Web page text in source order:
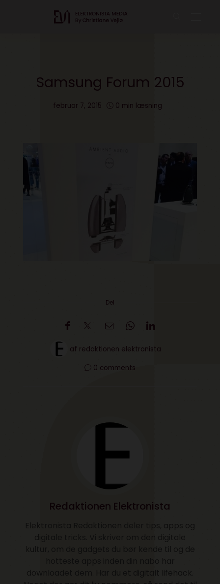
Samsung Forum 2015
februar 7, 2015 0 min læsning
Del
af redaktionen elektronista
0 comments
Redaktionen Elektronista